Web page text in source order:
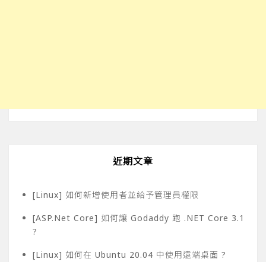
近期文章
[Linux] 如何新增使用者並給予管理員權限
[ASP.Net Core] 如何讓 Godaddy 跑 .NET Core 3.1
?
[Linux] 如何在 Ubuntu 20.04 中使用遠端桌面 ?